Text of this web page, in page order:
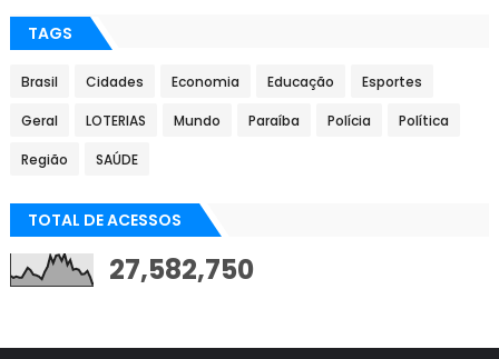
TAGS
Brasil Cidades Economia Educação Esportes
Geral LOTERIAS Mundo Paraíba Polícia Política
Região SAÚDE
TOTAL DE ACESSOS
27,582,750